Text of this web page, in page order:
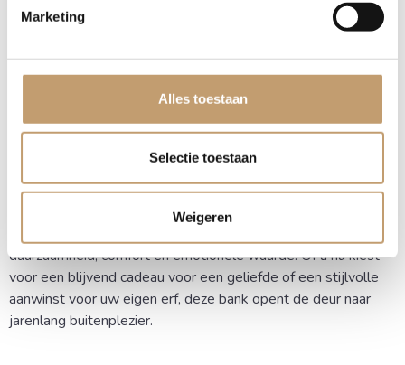
Marketing
Alles toestaan
Selectie toestaan
Weigeren
Levertijd: Circa 2 tot 4 weken.
spoedbestellingen zijn in overleg mogelijk.
Extra service: Wij helpen u graag bij specifieke wensen,
Het perfecte cadeau of een
aanwinst voor je eigen tuin
duurzaamheid, comfort en emotionele waarde. Of u nu kiest
voor een blijvend cadeau voor een geliefde of een stijlvolle
aanwinst voor uw eigen erf, deze bank opent de deur naar
jarenlang buitenplezier.